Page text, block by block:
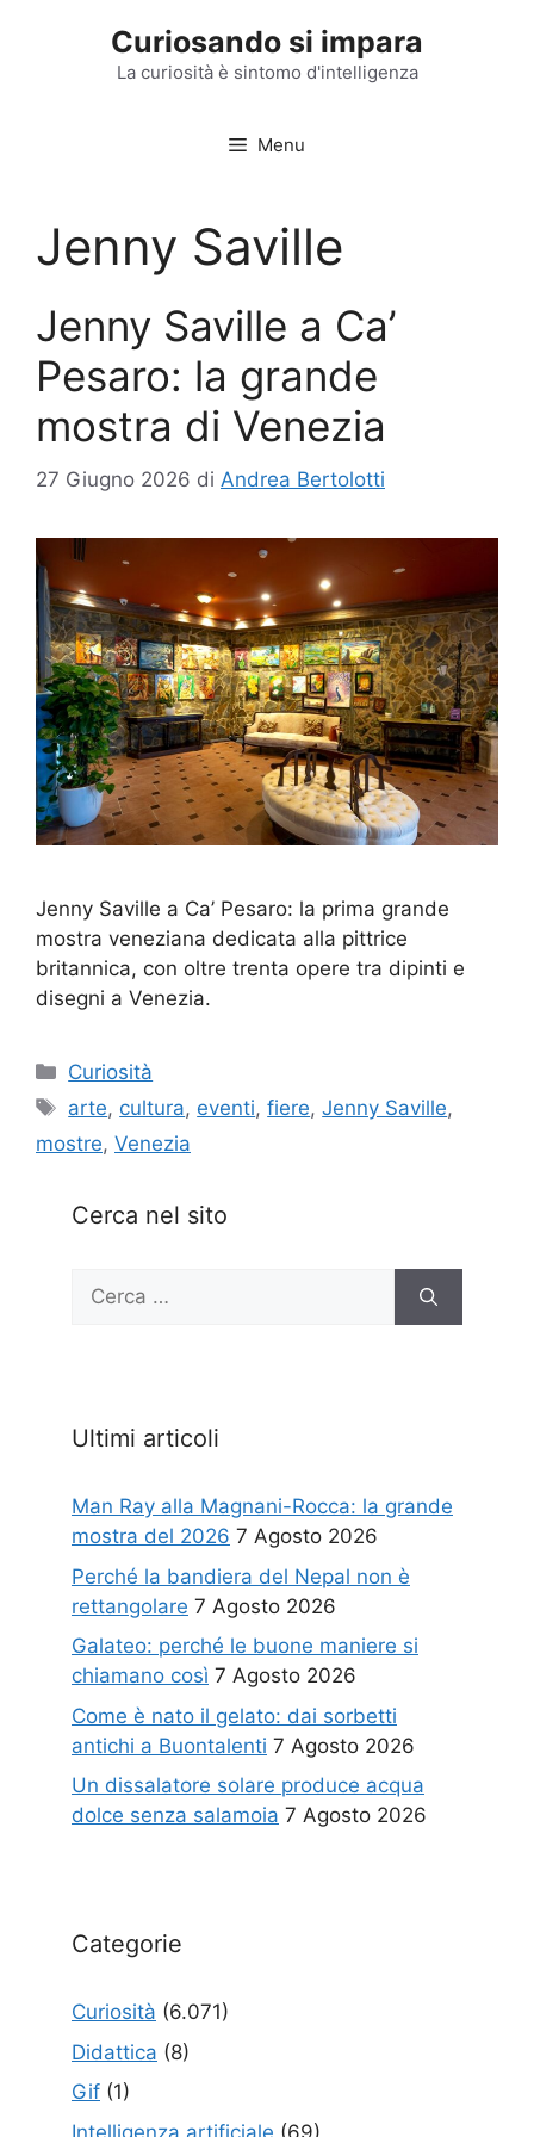
Curiosando si impara
La curiosità è sintomo d'intelligenza
Menu
Jenny Saville
Jenny Saville a Ca’
Pesaro: la grande
mostra di Venezia
27 Giugno 2026 di Andrea Bertolotti
Jenny Saville a Ca’ Pesaro: la prima grande
mostra veneziana dedicata alla pittrice
britannica, con oltre trenta opere tra dipinti e
disegni a Venezia.
Categorie
Curiosità
Tag
arte, cultura, eventi,fiere,Jenny Saville,
mostre, Venezia
Cerca nel sito
Ricerca
Ultimi articoli
Man Ray alla Magnani-Rocca: la grande
mostra del 2026 7 Agosto 2026
Perché la bandiera del Nepal non è
rettangolare 7 Agosto 2026
Galateo: perché le buone maniere si
chiamano così 7 Agosto 2026
Come è nato il gelato: dai sorbetti
antichi a Buontalenti 7 Agosto 2026
Un dissalatore solare produce acqua
dolce senza salamoia 7 Agosto 2026
Categorie
Curiosità (6.071)
Didattica (8)
Gif (1)
Intelligenza artificiale (69)